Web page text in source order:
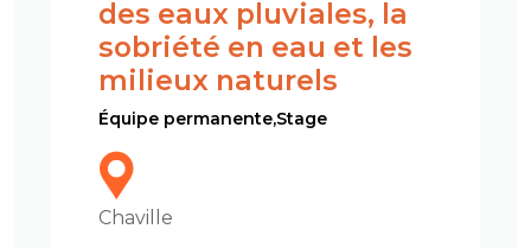
des eaux pluviales, la
sobriété en eau et les
milieux naturels
Équipe permanente,Stage
Chaville